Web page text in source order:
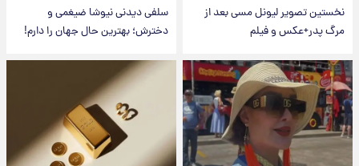
نخستین تصویر لیونل مسی بعد از
مرگ پدر+عکس و فیلم
سلفی دیدنی نیوشا ضیغمی و
دخترش؛ بهترین حال جهان را دارم!